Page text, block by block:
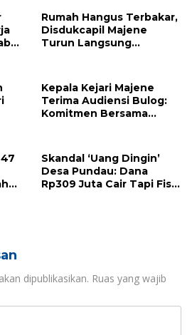
Rumah Hangus Terbakar,
Disdukcapil Majene
Turun Langsung
Kepala Kejari Majene
Terima Audiensi Bulog:
Komitmen Bersama
Skandal ‘Uang Dingin’
Desa Pundau: Dana
Rp309 Juta Cair Tapi Fisik
dipublikasikan. Ruas yang wajib